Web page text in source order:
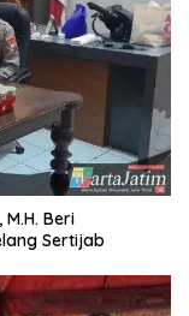
Beri
Sertijab